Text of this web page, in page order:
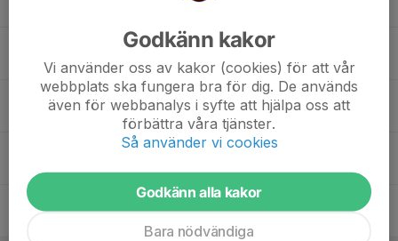
20
Godkänn kakor
Vi använder oss av kakor (cookies) för att vår
webbplats ska fungera bra för dig. De används
även för webbanalys i syfte att hjälpa oss att
förbättra våra tjänster.
Så använder vi cookies
Godkänn alla kakor
Bara nödvändiga